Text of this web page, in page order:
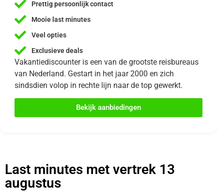
Prettig persoonlijk contact
Mooie last minutes
Veel opties
Exclusieve deals
Vakantiediscounter is een van de grootste reisbureaus
van Nederland. Gestart in het jaar 2000 en zich
sindsdien volop in rechte lijn naar de top gewerkt.
Bekijk aanbiedingen
Last minutes met vertrek 13
augustus